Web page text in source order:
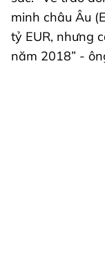
minh châu Âu
tỷ EUR, nhưng
năm 2018” -